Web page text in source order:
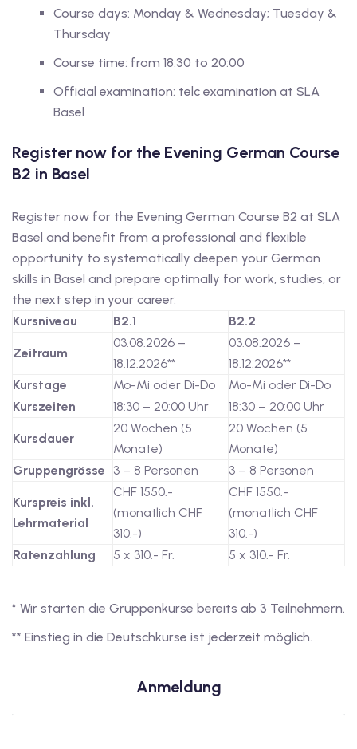
Course days: Monday & Wednesday; Tuesday &
Thursday
Course time: from 18:30 to 20:00
Official examination: telc examination at SLA
Basel
Register now for the Evening German Course
B2 in Basel
Register now for the Evening German Course B2 at SLA
Basel and benefit from a professional and flexible
opportunity to systematically deepen your German
skills in Basel and prepare optimally for work, studies, or
the next step in your career.
Kursniveau
B2.1 B2.2
Zeitraum
03.08.2026 –
18.12.2026**
03.08.2026 –
18.12.2026**
Kurstage
Mo-Mi oder Di-Do
Mo-Mi oder Di-Do
Kurszeiten
18:30 – 20:00 Uhr 18:30 – 20:00 Uhr
Kursdauer
20 Wochen (5
Monate)
20 Wochen (5
Monate)
Gruppengrösse
3 – 8 Personen 3 – 8 Personen
Kurspreis inkl.
Lehrmaterial
CHF 1550.-
(monatlich CHF
310.-)
CHF 1550.-
(monatlich CHF
310.-)
Ratenzahlung
5 x 310.- Fr. 5 x 310.- Fr.
* Wir starten die Gruppenkurse bereits ab 3 Teilnehmern.
** Einstieg in die Deutschkurse ist jederzeit möglich.
Anmeldung